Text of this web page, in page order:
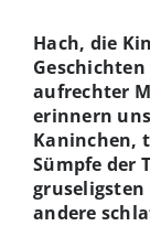
Hach, die
aufrechter
erinnern
Kaninchen,
Sümpfe der
gruseligsten
andere